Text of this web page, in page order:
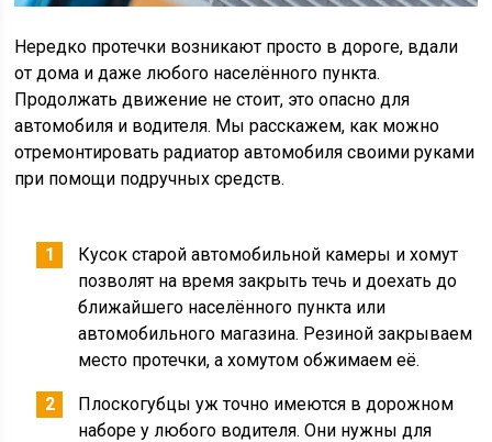
Нередко протечки возникают просто в дороге, вдали
от дома и даже любого населённого пункта.
Продолжать движение не стоит, это опасно для
автомобиля и водителя. Мы расскажем, как можно
отремонтировать радиатор автомобиля своими руками
при помощи подручных средств.
Кусок старой автомобильной камеры и хомут
позволят на время закрыть течь и доехать до
ближайшего населённого пункта или
автомобильного магазина. Резиной закрываем
место протечки, а хомутом обжимаем её.
Плоскогубцы уж точно имеются в дорожном
наборе у любого водителя. Они нужны для